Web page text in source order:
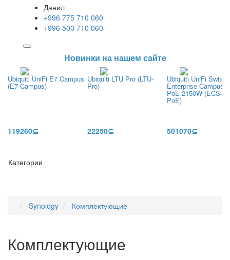
Данил
+996 775 710 060
+996 500 710 060
Новинки на нашем сайте
Ubiquiti UniFi E7 Campus
(E7-Campus)
119260⊆
Ubiquiti LTU Pro (LTU-
Pro)
22250⊆
Ubiquiti UniFi Switch
Enterprise Campus
PoE 2150W (ECS-
PoE)
501070⊆
Категории
Synology Комплектующие
Комплектующие